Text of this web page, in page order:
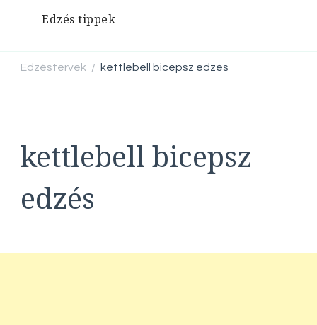
Edzés tippek
Edzéstervek / kettlebell bicepsz edzés
kettlebell bicepsz
edzés